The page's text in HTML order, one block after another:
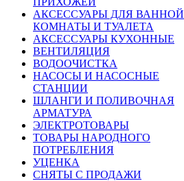
АКСЕССУАРЫ ДЛЯ ВАННОЙ
КОМНАТЫ И ТУАЛЕТА
АКСЕССУАРЫ КУХОННЫЕ
ВЕНТИЛЯЦИЯ
ВОДООЧИСТКА
НАСОСЫ И НАСОСНЫЕ
СТАНЦИИ
ШЛАНГИ И ПОЛИВОЧНАЯ
АРМАТУРА
ЭЛЕКТРОТОВАРЫ
ТОВАРЫ НАРОДНОГО
ПОТРЕБЛЕНИЯ
УЦЕНКА
СНЯТЫ С ПРОДАЖИ